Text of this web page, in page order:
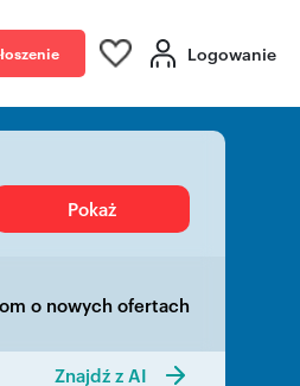
Logowanie
Pokaż
o nowych ofertach
Znajdź z AI